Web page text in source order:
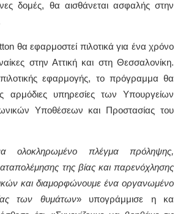
δομές, θα αισθάνεται ασφαλής στην
θα εφαρμοστεί πιλοτικά για ένα χρόνο
στην Αττική και στη Θεσσαλονίκη.
εφαρμογής, το πρόγραμμα θα
αρμόδιες υπηρεσίες των Υπουργείων
Υποθέσεων και Προστασίας του
ολοκληρωμένο πλέγμα πρόληψης,
της βίας και παρενόχλησης
και διαμορφώνουμε ένα οργανωμένο
των θυμάτων» υπογράμμισε η κα